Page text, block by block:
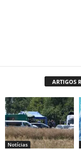
ARTIGOS
Notícias